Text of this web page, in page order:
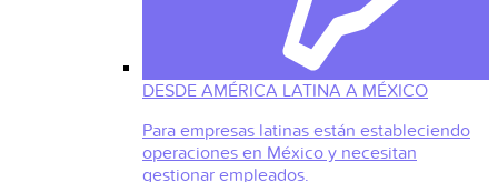
DESDE AMÉRICA LATINA A MÉXICO
Para empresas latinas están estableciendo
operaciones en México y necesitan
gestionar empleados.